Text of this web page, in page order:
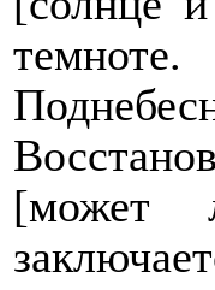
[может